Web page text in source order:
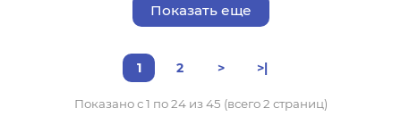
Показать еще
1 2 > >|
Показано с 1 по 24 из 45 (всего 2 страниц)